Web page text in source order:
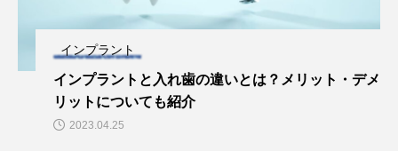
インプラント
インプラントと入れ歯の違いとは？メリット・デメ
リットについても紹介
2023.04.25